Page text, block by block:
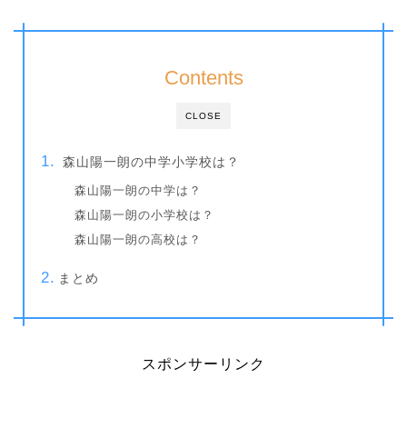
CLOSE
Contents
森山陽一朗の中学小学校は？
森山陽一朗の中学は？
森山陽一朗の小学校は？
森山陽一朗の高校は？
まとめ
スポンサーリンク